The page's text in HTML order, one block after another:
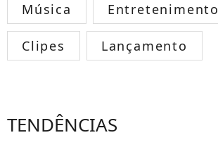
Música Entretenimento
Clipes Lançamento
TENDÊNCIAS